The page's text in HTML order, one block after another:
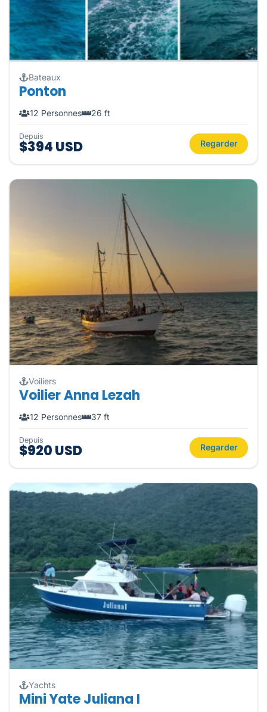
Bateaux
Ponton
12 Personnes 26 ft
Depuis
$394 USD Regarder
Voiliers
Voilier Anna Lezah
12 Personnes 37 ft
Depuis
$920 USD Regarder
Yachts
Mini Yate Juliana I